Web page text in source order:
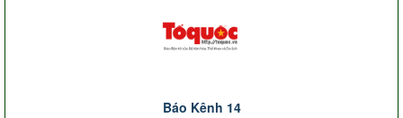
Báo Kênh 14